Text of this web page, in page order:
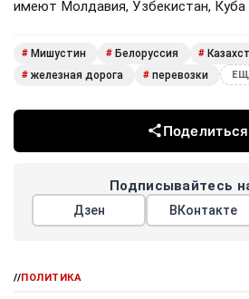
имеют Молдавия, Узбекистан, Куба
# Мишустин # Белоруссия #
# железная дорога # перевозки
Поделиться
Подписывайтесь
Дзен ВКонтакте
//ПОЛИТИКА